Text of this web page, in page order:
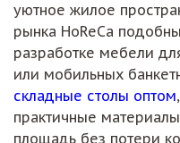
уютное жилое
рынка HoReCa
разработке мебели
или мобильных
складные столы оптом
практичные
площадь без потери